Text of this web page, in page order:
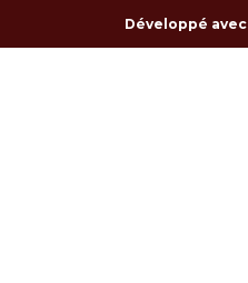
Développé avec